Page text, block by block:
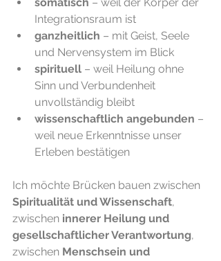
somatisch – weil der Körper der
Integrationsraum ist
ganzheitlich – mit Geist, Seele
und Nervensystem im Blick
spirituell – weil Heilung ohne
Sinn und Verbundenheit
unvollständig bleibt
wissenschaftlich angebunden –
weil neue Erkenntnisse unser
Erleben bestätigen
Ich möchte Brücken bauen zwischen
Spiritualität und Wissenschaft,
zwischen innerer Heilung und
gesellschaftlicher Verantwortung,
zwischen Menschsein und